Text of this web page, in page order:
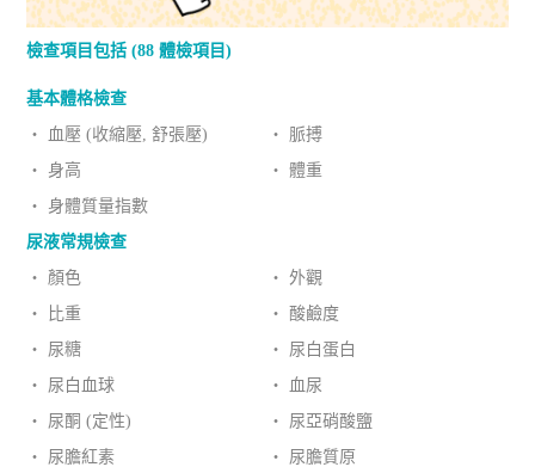
檢查項目包括 (88 體檢項目)
基本體格檢查
‧ 血壓 (收縮壓, 舒張壓)
‧ 脈搏
‧ 身高
‧ 體重
‧ 身體質量指數
尿液常規檢查
‧ 顏色
‧ 外觀
‧ 比重
‧ 酸鹼度
‧ 尿糖
‧ 尿白蛋白
‧ 尿白血球
‧ 血尿
‧ 尿酮 (定性)
‧ 尿亞硝酸鹽
‧ 尿膽紅素
‧ 尿膽質原